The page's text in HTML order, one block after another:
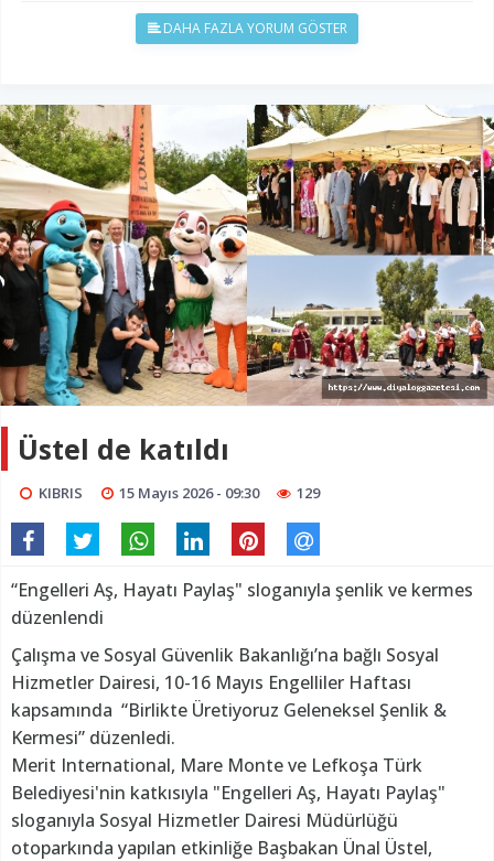
DAHA FAZLA YORUM GÖSTER
Üstel de katıldı
KIBRIS 15 Mayıs 2026 - 09:30 129
“Engelleri Aş, Hayatı Paylaş" sloganıyla şenlik ve kermes
düzenlendi
Çalışma ve Sosyal Güvenlik Bakanlığı’na bağlı Sosyal
Hizmetler Dairesi, 10-16 Mayıs Engelliler Haftası
kapsamında “Birlikte Üretiyoruz Geleneksel Şenlik &
Kermesi” düzenledi.
Merit International, Mare Monte ve Lefkoşa Türk
Belediyesi'nin katkısıyla "Engelleri Aş, Hayatı Paylaş"
sloganıyla Sosyal Hizmetler Dairesi Müdürlüğü
otoparkında yapılan etkinliğe Başbakan Ünal Üstel,